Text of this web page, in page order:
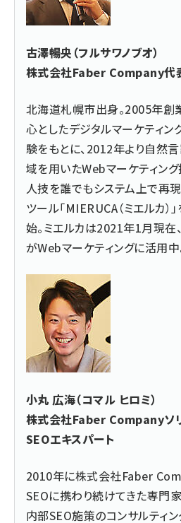
古澤暢央（フルサワノブオ）
株式会社Faber Company
北海道札幌市出身。2005年創
心としたデジタルマーケティン
験をもとに、2012年より自然
域を用いたWebマーケティン
人技を誰でもシステム上で再
ツール「MIERUCA（ミエルカ
始。ミエルカは2021年1月現
がWebマーケティングに活用中
小丸 広海（コマル ヒロミ）
株式会社Faber Companyソ
SEOエキスパート
2010年に株式会社Faber
SEOに携わり続けてきた専門家
内部SEO施策のコンサルティ